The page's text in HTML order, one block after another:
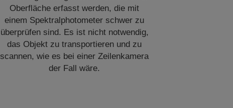
Oberfläche erfasst werden, die mit
einem Spektralphotometer schwer zu
überprüfen sind. Es ist nicht notwendig,
das Objekt zu transportieren und zu
scannen, wie es bei einer Zeilenkamera
der Fall wäre.